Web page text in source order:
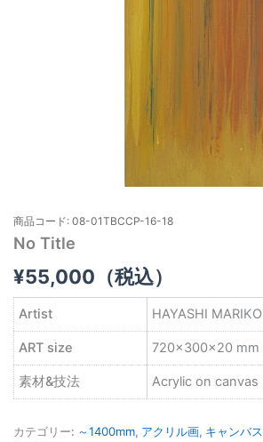
商品コード: 08-01TBCCP-16-18
No Title
¥55,000 （税込）
Artist HAYASHI MARIKO
ART size 720×300×20 mm
素材&技法 Acrylic on canvas
カテゴリー: ～1400mm, アクリル画, キャンバス